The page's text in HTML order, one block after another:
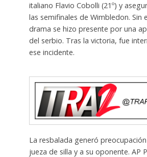
italiano Flavio Cobolli (21º) y
las semifinales de Wimbledon. Sin
drama se hizo presente por una
del serbio. Tras la victoria, fue
ese incidente.
La resbalada generó
jueza de silla y a su oponente. AP